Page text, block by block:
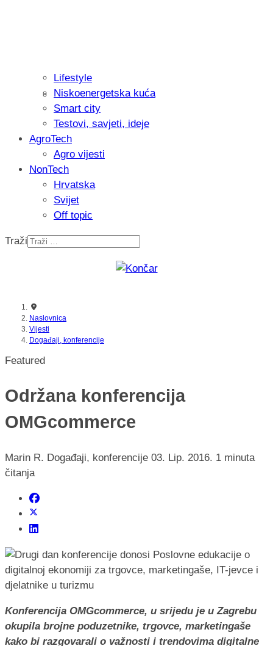
Isprobali smo: Thermostar
Recenzija: Einhell Professional CP-
Lifestyle
Niskoenergetska kuća
Smart city
Testovi, savjeti, ideje
AgroTech
Agro vijesti
NonTech
Hrvatska
Svijet
Off topic
Traži
Naslovnica
Vijesti
Događaji, konferencije
Featured
Održana konferencija
OMGcommerce
Marin R. Događaji, konferencije 03. Lip. 2016. 1 minuta
čitanja
Konferencija OMGcommerce, u srijedu je u Zagrebu
okupila brojne poduzetnike, trgovce, marketingaše
kako bi razgovarali o važnosti i trendovima digitalne